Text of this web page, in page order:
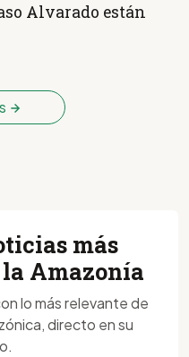
Alvarado están
más
Amazonía
lo más relevante de
directo en su